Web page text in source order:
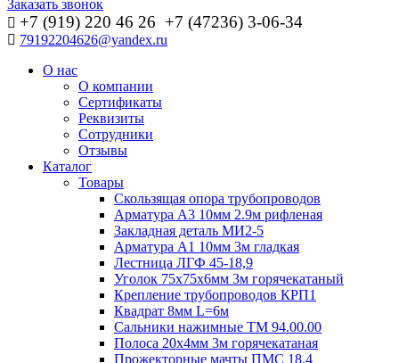
Заказать звонок
+7 (919) 220 46 26 +7 (47236) 3-06-34
79192204626@yandex.ru
О нас
О компании
Сертификаты
Реквизиты
Сотрудники
Отзывы
Каталог
Товары
Скользящая опора трубопроводов
Арматура А3 10мм 2.9м рифленая
Закладная деталь МИ2-5
Арматура А1 10мм 3м гладкая
Лестница ЛГФ 45-18,9
Уголок 75х75х6мм 3м горячекатаный
Крепление трубопроводов КРП1
Квадрат 8мм L=6м
Сальники нажимные ТМ 94.00.00
Полоса 20х4мм 3м горячекатаная
Прожекторные мачты ПМС 18,4